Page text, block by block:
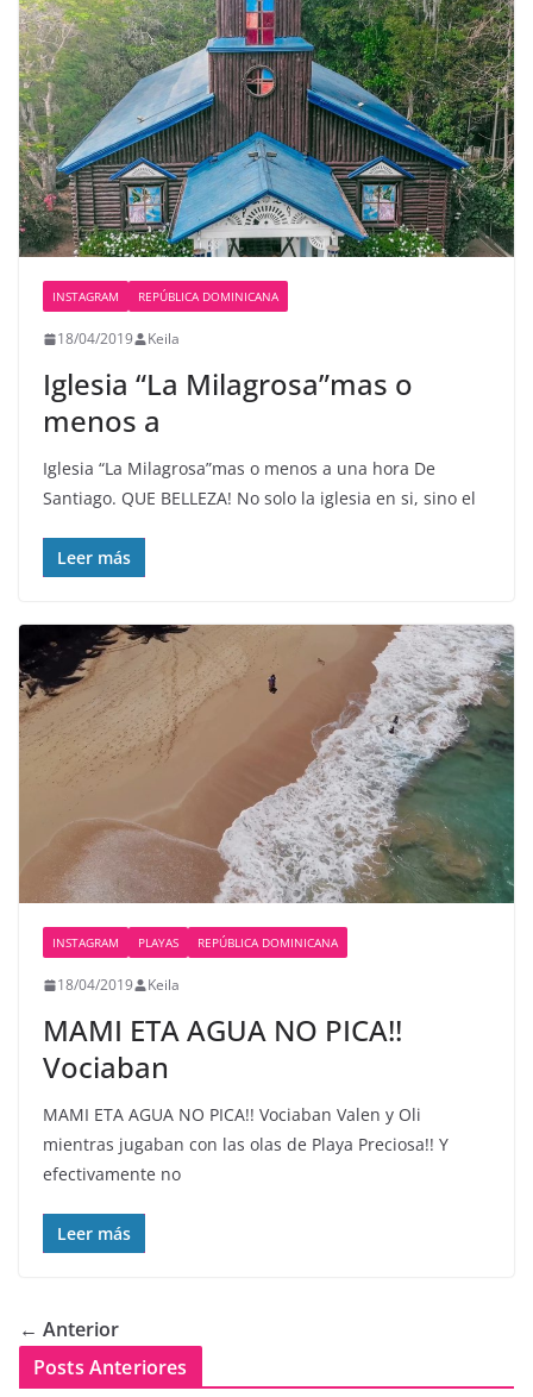
INSTAGRAM REPÚBLICA DOMINICANA
18/04/2019 Keila
Iglesia “La Milagrosa”mas o
menos a
Iglesia “La Milagrosa”mas o menos a una hora De
Santiago. QUE BELLEZA! No solo la iglesia en si, sino el
Leer más
INSTAGRAM PLAYAS REPÚBLICA DOMINICANA
18/04/2019 Keila
MAMI ETA AGUA NO PICA!!
Vociaban
MAMI ETA AGUA NO PICA!! Vociaban Valen y Oli
mientras jugaban con las olas de Playa Preciosa!! Y
efectivamente no
Leer más
← Anterior
Posts Anteriores